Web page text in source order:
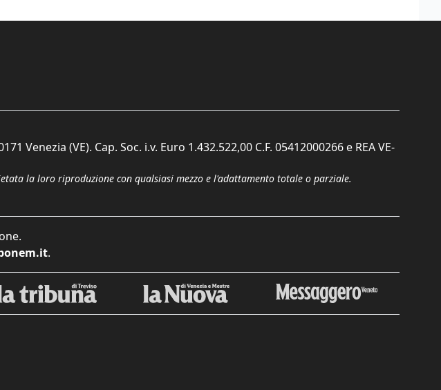
Venezia (VE). Cap. Soc. i.v. Euro 1.432.522,00 C.F. 05412000266 e REA VE-
la loro riproduzione con qualsiasi mezzo e l'adattamento totale o parziale.
.